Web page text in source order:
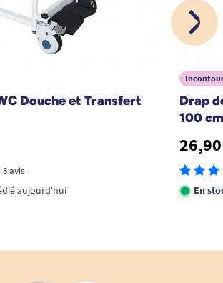
: 66,1 cm
: 43,5 cm
: 135,6 cm
soulève-personnes.
Douche et Transfert
8 avis
aujourd'hui
Drap
100
En